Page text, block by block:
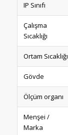
IP Sınıfı
Çalışma
Sıcaklığı
Ortam Sıcaklığı
Gövde
Ölçüm organı
Menşei /
Marka